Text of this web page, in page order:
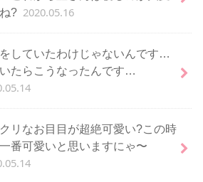
? 2020.05.16
していたわけじゃないんです…
たらこうなったんです…
リなお目目が超絶可愛い?この時
番可愛いと思いますにゃ〜